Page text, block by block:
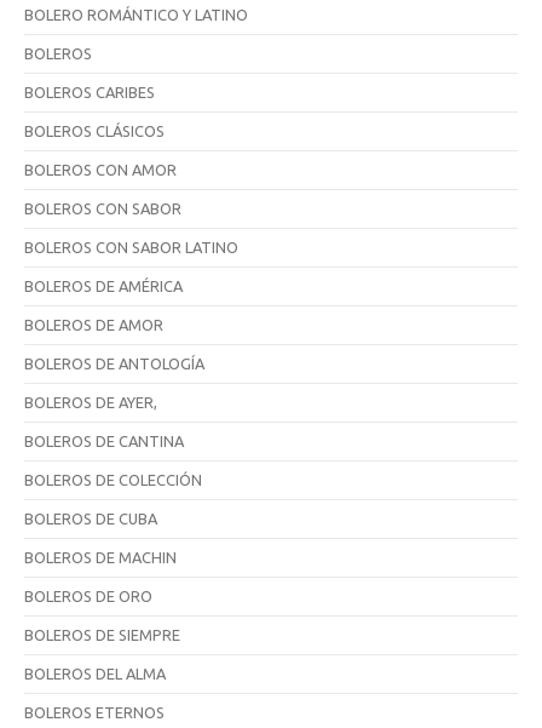
BOLERO ROMÁNTICO Y LATINO
BOLEROS
BOLEROS CARIBES
BOLEROS CLÁSICOS
BOLEROS CON AMOR
BOLEROS CON SABOR
BOLEROS CON SABOR LATINO
BOLEROS DE AMÉRICA
BOLEROS DE AMOR
BOLEROS DE ANTOLOGÍA
BOLEROS DE AYER,
BOLEROS DE CANTINA
BOLEROS DE COLECCIÓN
BOLEROS DE CUBA
BOLEROS DE MACHIN
BOLEROS DE ORO
BOLEROS DE SIEMPRE
BOLEROS DEL ALMA
BOLEROS ETERNOS